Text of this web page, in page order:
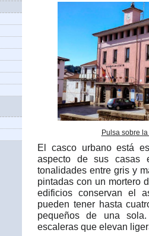
Pulsa sobre
El casco urbano está
aspecto de sus casas
tonalidades entre gris y
pintadas con un mortero
edificios conservan el
pueden tener hasta
pequeños de una
escaleras que elevan